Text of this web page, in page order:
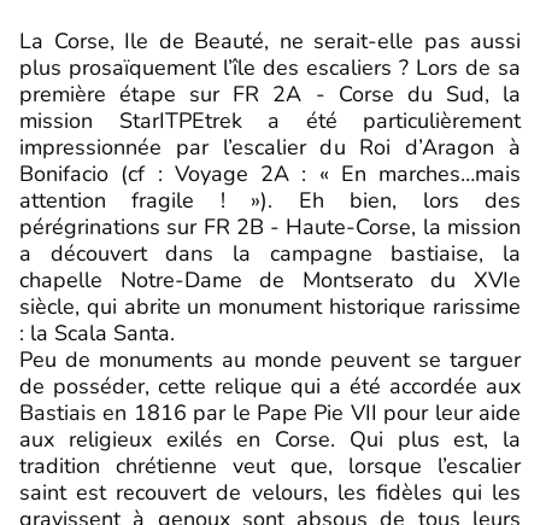
La Corse, Ile de Beauté, ne serait-elle pas aussi
plus prosaïquement l’île des escaliers ? Lors de sa
première étape sur FR 2A - Corse du Sud, la
mission StarITPEtrek a été particulièrement
impressionnée par l’escalier du Roi d’Aragon à
Bonifacio (cf : Voyage 2A : « En marches…mais
attention fragile ! »). Eh bien, lors des
pérégrinations sur FR 2B - Haute-Corse, la mission
a découvert dans la campagne bastiaise, la
chapelle Notre-Dame de Montserato du XVIe
siècle, qui abrite un monument historique rarissime
: la Scala Santa.
Peu de monuments au monde peuvent se targuer
de posséder, cette relique qui a été accordée aux
Bastiais en 1816 par le Pape Pie VII pour leur aide
aux religieux exilés en Corse. Qui plus est, la
tradition chrétienne veut que, lorsque l’escalier
saint est recouvert de velours, les fidèles qui les